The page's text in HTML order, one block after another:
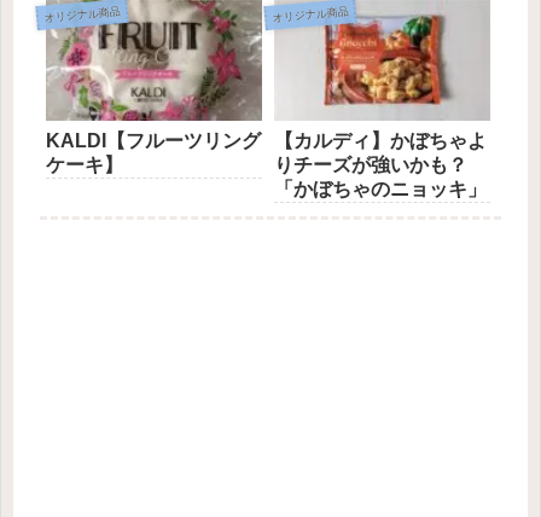
オリジナル商品
KALDI【フルーツリング
ケーキ】
オリジナル商品
【カルディ】かぼちゃよ
りチーズが強いかも？
「かぼちゃのニョッキ」